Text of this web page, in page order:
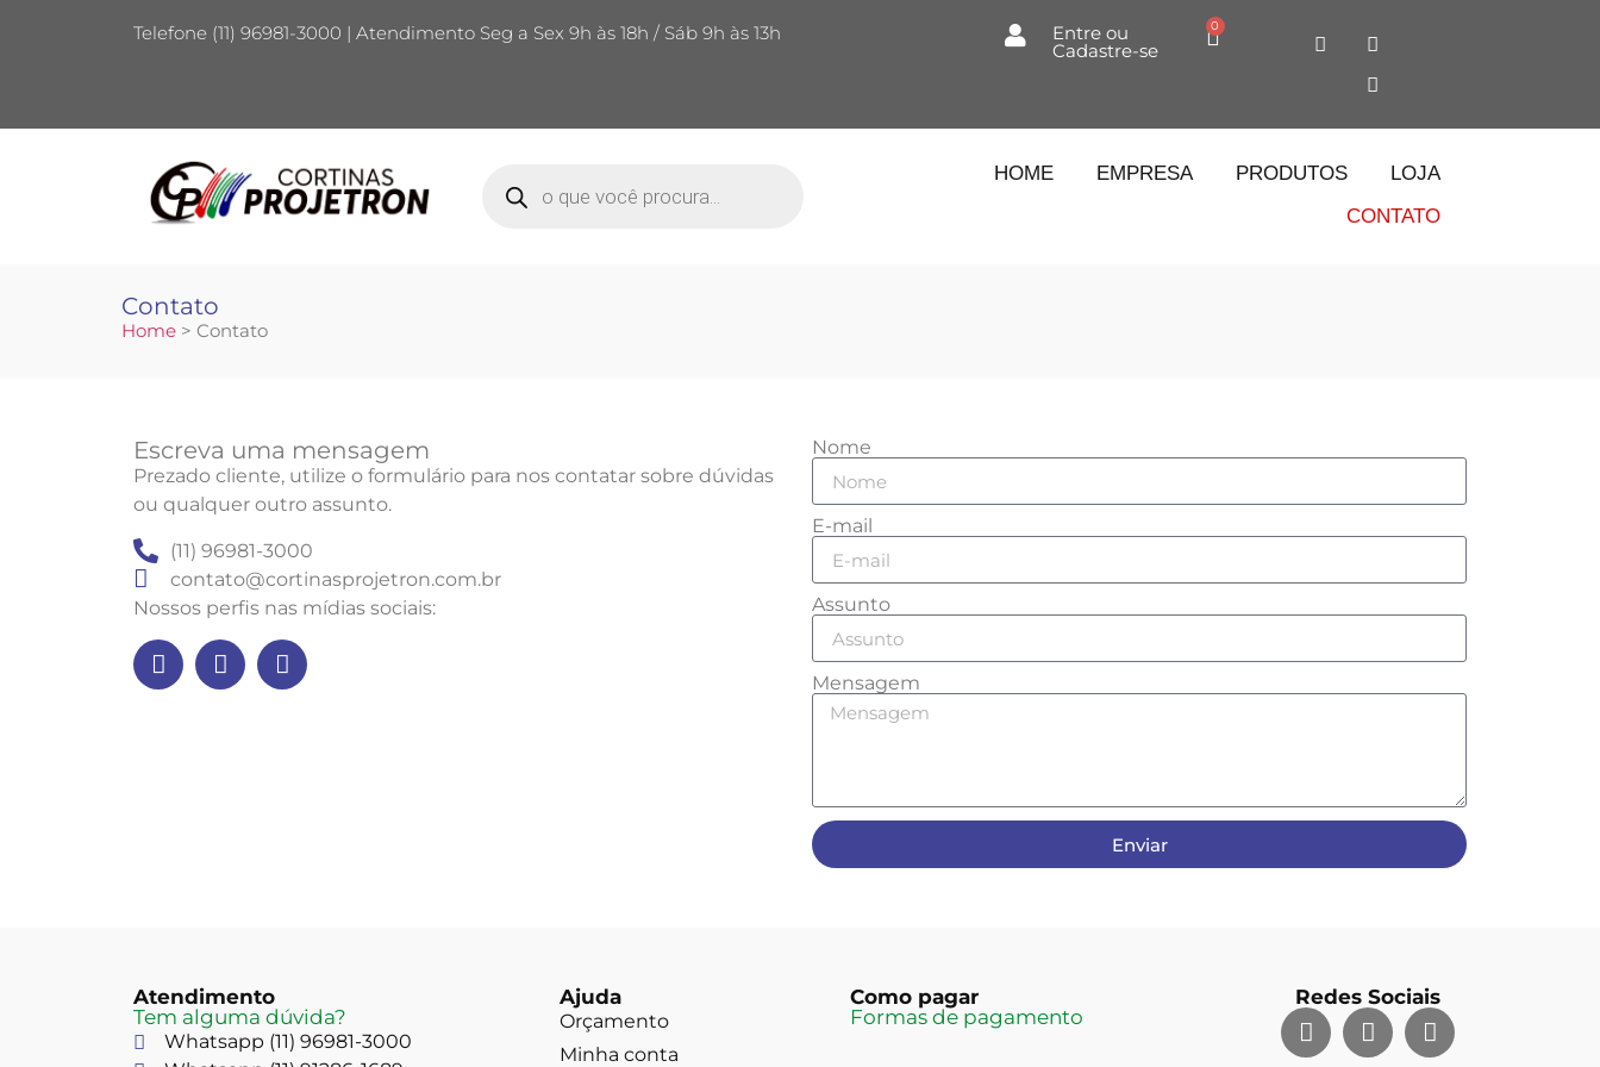
Telefone (11) 96981-3000 | Atendimento Seg a Sex 9h às 18h / Sáb 9h às 13h Entre ou
Cadastre-se
0
HOME EMPRESA PRODUTOS
LOJA
CONTATO
Contato
Home > Contato
Escreva uma mensagem
Prezado cliente, utilize o formulário para nos contatar sobre dúvidas
ou qualquer outro assunto.
(11) 96981-3000
contato@cortinasprojetron.com.br
Nossos perfis nas mídias sociais:
Nome
E-mail
Assunto
Mensagem
Enviar
Atendimento
Tem alguma dúvida?
Whatsapp (11) 96981-3000
Ajuda
Orçamento
Minha conta
Como pagar
Formas de pagamento
Redes Sociais